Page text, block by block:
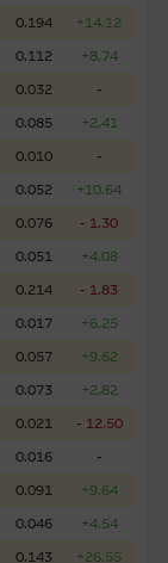
0.194
+14.12
0.112
+8.74
0.032
-
0.085
+2.41
0.010
-
0.052
+10.64
0.076
- 1.30
0.051
+4.08
0.214
- 1.83
0.017
+6.25
0.057
+9.62
0.073
+2.82
0.021
- 12.50
0.016
-
0.091
+9.64
0.046
+4.54
0.143
+26.55
何用途上均完
及/或法規所規
的根據，以購
麥格理集團所
關公司或其董
網站內容，或
於網站內容的
而導致的損失